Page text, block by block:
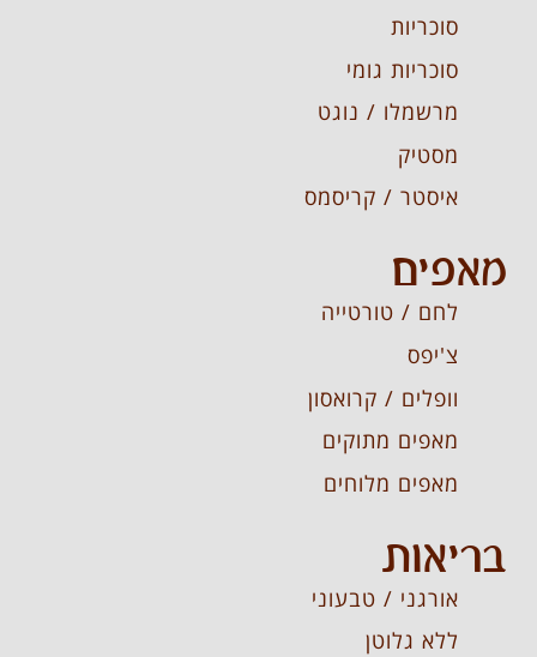
סוכריות
סוכריות גומי
מרשמלו / נוגט
מסטיק
איסטר / קריסמס
מאפים
לחם / טורטייה
צ'יפס
וופלים / קרואסון
מאפים מתוקים
מאפים מלוחים
בריאות
אורגני / טבעוני
ללא גלוטן